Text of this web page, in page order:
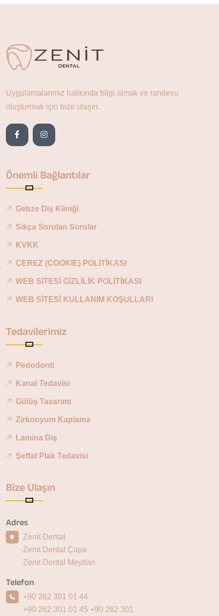
Uygulamalarımız hakkında bilgi almak ve randevu
oluşturmak için bize ulaşın.
Önemli Bağlantılar
Gebze Diş Kliniği
Sıkça Sorulan Sorular
KVKK
ÇEREZ (COOKIE) POLİTİKASI
WEB SİTESİ GİZLİLİK POLİTİKASI
WEB SİTESİ KULLANIM KOŞULLARI
Tedavilerimiz
Pedodonti
Kanal Tedavisi
Gülüş Tasarımı
Zirkonyum Kaplama
Lamina Diş
Şeffaf Plak Tedavisi
Bize Ulaşın
Adres
Zenit Dental
Zenit Dental Çapa
Zenit Dental Meydan
Telefon
+90 262 301 01 44
+90 262 301 01 45 +90 262 301